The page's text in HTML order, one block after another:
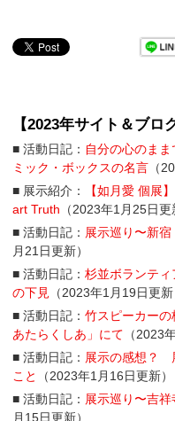
【2023年サイト＆ブロ
■ 活動日記： 自分の心のまま
ミック・ボックスの名言 （
■ 展示紹介：
【如月愛 個展
art Truth （2023年1月25日更
■ 活動日記： 展示巡り〜新
月21日更新）
■ 活動日記：杉並ボランテ
の下見 （2023年1月19日更新
■ 活動日記：竹スピーカー
あたらくしあ」にて （2023
■ 活動日記： 展示の感想？
こと
（2023年1月16日更新）
■ 活動日記： 展示巡り〜吉
月15日更新）